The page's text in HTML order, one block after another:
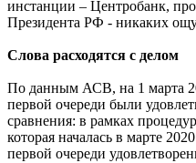
инстанции – Центробанк,
Президента РФ - никаких
Слова расходятся с делом
По данным АСВ, на 1 марта
первой очереди были
сравнения: в рамках
которая началась в марте
первой очереди